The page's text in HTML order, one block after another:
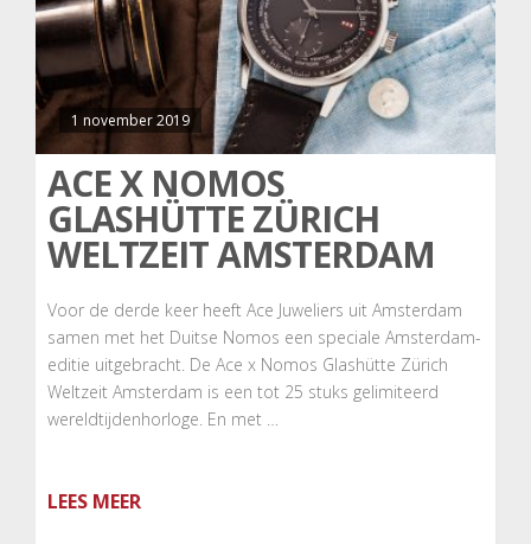
1 november 2019
ACE X NOMOS
GLASHÜTTE ZÜRICH
WELTZEIT AMSTERDAM
Voor de derde keer heeft Ace Juweliers uit Amsterdam
samen met het Duitse Nomos een speciale Amsterdam-
editie uitgebracht. De Ace x Nomos Glashütte Zürich
Weltzeit Amsterdam is een tot 25 stuks gelimiteerd
wereldtijdenhorloge. En met …
LEES MEER